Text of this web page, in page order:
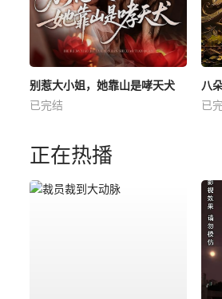
别惹大小姐，她靠山是哮天犬
已完结
已
正在热播